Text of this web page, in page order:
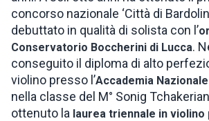
concorso nazionale ‘Città di
debuttato in qualità di solista con l’
Conservatorio Boccherini di Lucca.
conseguito il diploma di alto
violino presso l’Accademia
nella classe del M° Sonig
ottenuto la laurea triennale in violino